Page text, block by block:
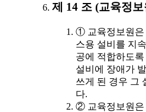
제 14 조 (교육정
① 교육정보원은
스용 설비를 지
공에 적합하도
설비에 장애가
쓰게 된 경우 그
다.
② 교육정보원은